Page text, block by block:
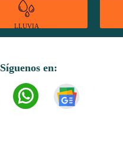
LLUVIA
Síguenos en: